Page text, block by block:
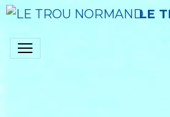
LE